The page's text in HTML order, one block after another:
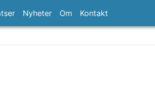
Nyheter Om Kontakt